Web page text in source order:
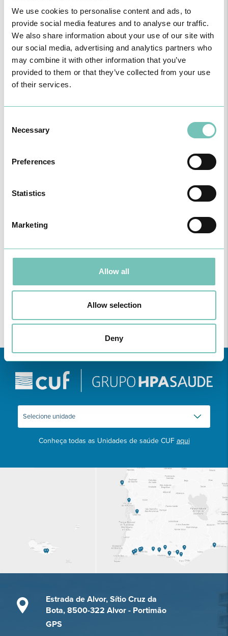
We use cookies to personalise content and ads, to
provide social media features and to analyse our traffic.
We also share information about your use of our site with
our social media, advertising and analytics partners who
may combine it with other information that you’ve
provided to them or that they’ve collected from your use
of their services.
Selection
Necessary
Preferences
Statistics
Marketing
Allow all
Allow selection
Deny
CIRURGIA AO ESTRABISMO PEDIÁTRICO
Realizou-se no Hospital CUF Faro a primeira Cirurgia de Estrabismo
PODCAST EM ONCOLOGIA
Com um formato dinâmico e direto, este episódio combinam
Conheça todas as Unidades de saúde CUF aqui
Estrada de Alvor, Sítio Cruz da
Bota, 8500-322 Alvor - Portimão
GPS